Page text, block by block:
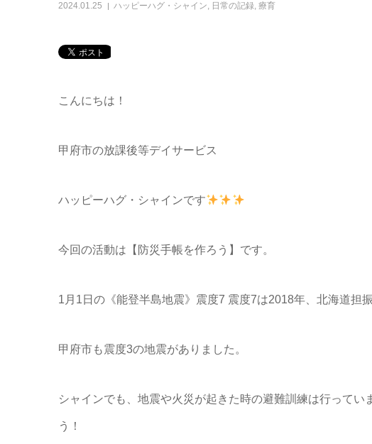
2024.01.25 ハッピーハグ・シャイン, 日常の記録, 療育
こんにちは！
甲府市の放課後等デイサービス
ハッピーハグ・シャインです
今回の活動は【防災手帳を作ろう】です。
1月1日の《能登半島地震》震度7 震度7は2018年、北海道担
甲府市も震度3の地震がありました。
シャインでも、地震や火災が起きた時の避難訓練は行って
う！